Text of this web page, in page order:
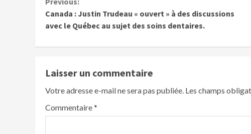
Canada : Justin Trudeau « ouvert » à des discussions
avec le Québec au sujet des soins dentaires.
Laisser un commentaire
Votre adresse e-mail ne sera pas publiée. Les champs
Commentaire*